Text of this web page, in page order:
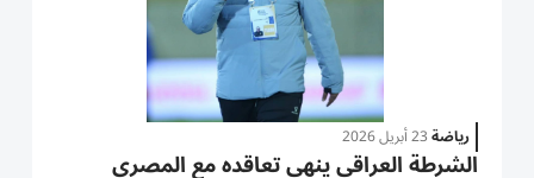
رياضة23 أبريل 2026
الشرطة العراقي ينهي تعاقده مع المصري